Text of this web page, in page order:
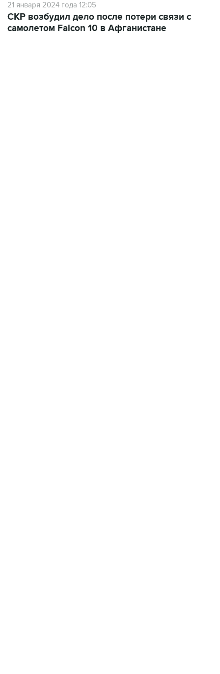
21 января 2024 года 12:05
СКР возбудил дело после потери связи с
самолетом Falcon 10 в Афганистане